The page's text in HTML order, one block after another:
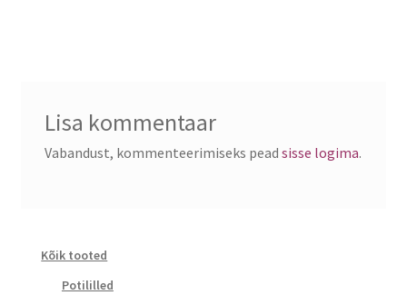
Lisa kommentaar
Vabandust, kommenteerimiseks pead sisse logima.
Kõik tooted
Potililled